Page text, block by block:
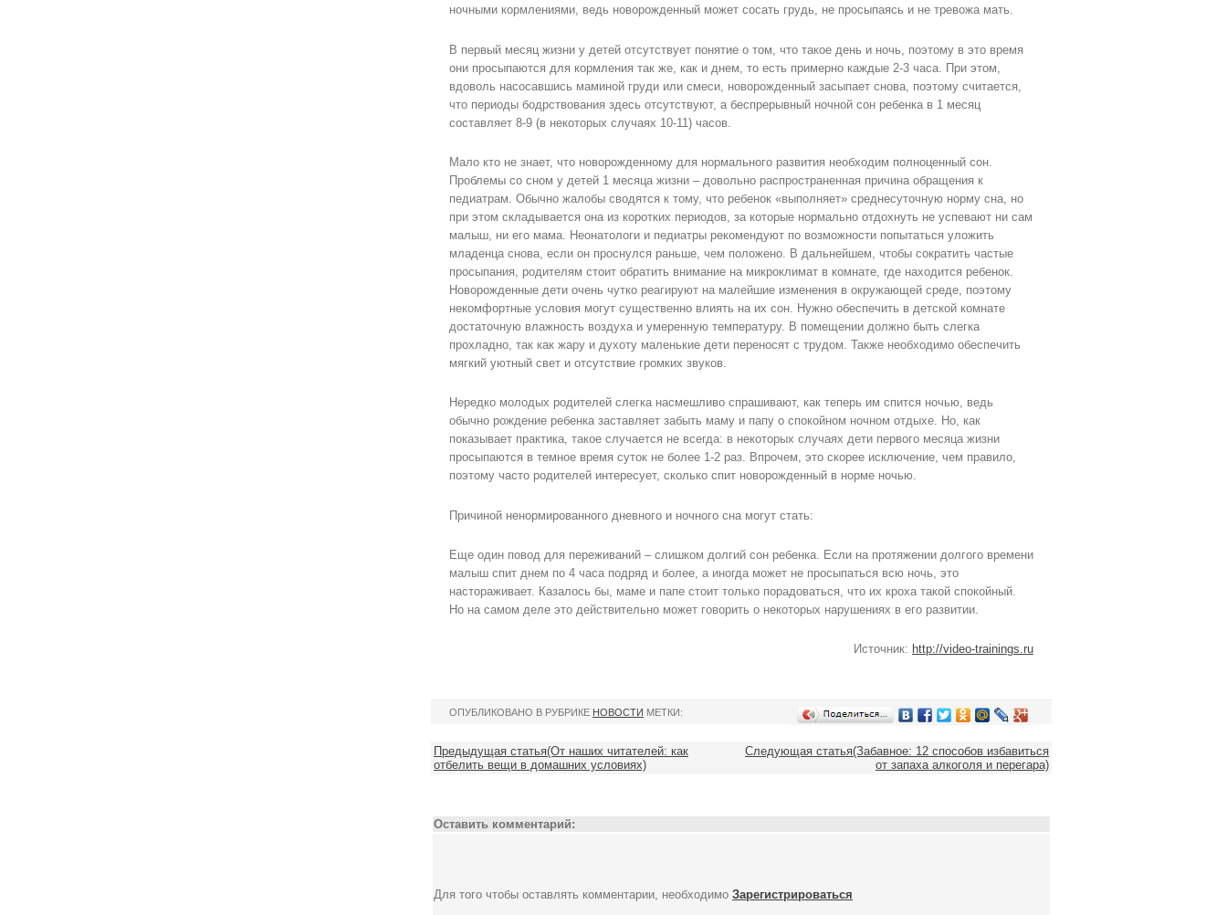
ночными кормлениями, ведь новорожденный может сосать грудь, не просыпаясь и не тревожа мать.
В первый месяц жизни у детей отсутствует понятие о том, что такое день и ночь, поэтому в это время
они просыпаются для кормления так же, как и днем, то есть примерно каждые 2-3 часа. При этом,
вдоволь насосавшись маминой груди или смеси, новорожденный засыпает снова, поэтому считается,
что периоды бодрствования здесь отсутствуют, а беспрерывный ночной сон ребенка в 1 месяц
составляет 8-9 (в некоторых случаях 10-11) часов.
Мало кто не знает, что новорожденному для нормального развития необходим полноценный сон.
Проблемы со сном у детей 1 месяца жизни – довольно распространенная причина обращения к
педиатрам. Обычно жалобы сводятся к тому, что ребенок «выполняет» среднесуточную норму сна, но
при этом складывается она из коротких периодов, за которые нормально отдохнуть не успевают ни сам
малыш, ни его мама. Неонатологи и педиатры рекомендуют по возможности попытаться уложить
младенца снова, если он проснулся раньше, чем положено. В дальнейшем, чтобы сократить частые
просыпания, родителям стоит обратить внимание на микроклимат в комнате, где находится ребенок.
Новорожденные дети очень чутко реагируют на малейшие изменения в окружающей среде, поэтому
некомфортные условия могут существенно влиять на их сон. Нужно обеспечить в детской комнате
достаточную влажность воздуха и умеренную температуру. В помещении должно быть слегка
прохладно, так как жару и духоту маленькие дети переносят с трудом. Также необходимо обеспечить
мягкий уютный свет и отсутствие громких звуков.
Нередко молодых родителей слегка насмешливо спрашивают, как теперь им спится ночью, ведь
обычно рождение ребенка заставляет забыть маму и папу о спокойном ночном отдыхе. Но, как
показывает практика, такое случается не всегда: в некоторых случаях дети первого месяца жизни
просыпаются в темное время суток не более 1-2 раз. Впрочем, это скорее исключение, чем правило,
поэтому часто родителей интересует, сколько спит новорожденный в норме ночью.
Причиной ненормированного дневного и ночного сна могут стать:
Еще один повод для переживаний – слишком долгий сон ребенка. Если на протяжении долгого времени
малыш спит днем по 4 часа подряд и более, а иногда может не просыпаться всю ночь, это
настораживает. Казалось бы, маме и папе стоит только порадоваться, что их кроха такой спокойный.
Но на самом деле это действительно может говорить о некоторых нарушениях в его развитии.
Источник: http://video-trainings.ru
ОПУБЛИКОВАНО В РУБРИКЕ НОВОСТИ МЕТКИ:
Предыдущая статья(От наших читателей: как
отбелить вещи в домашних условиях)
Следующая статья(Забавное: 12 способов избавиться
от запаха алкоголя и перегара)
Оставить комментарий:
Для того чтобы оставлять комментарии, необходимо Зарегистрироваться